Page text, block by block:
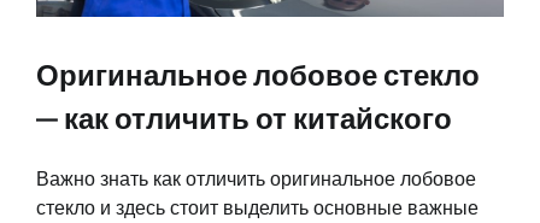
Оригинальное лобовое стекло
— как отличить от китайского
Важно знать как отличить оригинальное лобовое
стекло и здесь стоит выделить основные важные